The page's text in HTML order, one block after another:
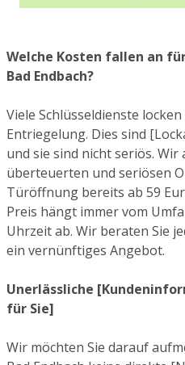
Welche Kosten fallen an
Bad Endbach?
Viele Schlüsseldienste
Entriegelung. Dies sind
und sie sind nicht seriös.
überteuerten und seriösen
Türöffnung bereits ab 59
Preis hängt immer vom
Uhrzeit ab. Wir beraten Sie
ein vernünftiges Angebot.
Unerlässliche
für Sie]
Wir möchten Sie darauf